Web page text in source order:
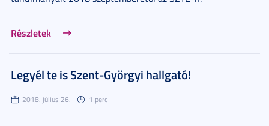
Részletek
Legyél te is Szent-Györgyi hallgató!
2018. július 26. 1 perc